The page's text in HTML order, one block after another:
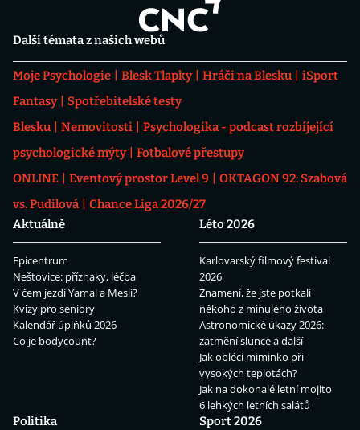
Další témata z našich webů
Moje Psychologie Blesk Tlapky Hráči na Blesku
iSport
Fantasy
Spotřebitelské testy
Blesku
Nemovitosti
Psychologika - podcast rozbíjející
psychologické mýty
Fotbalové přestupy
ONLINE
Eventový prostor Level 9
OKTAGON 92: Szabová
vs. Pudilová
Chance Liga 2026/27
Aktuálně
Epicentrum
Neštovice: příznaky, léčba
V čem jezdí Yamal a Mesii?
Kvízy pro seniory
Kalendář úplňků 2026
Co je bodycount?
Léto 2026
Karlovarský filmový festival
2026
Znamení, že jste potkali
někoho z minulého života
Astronomické úkazy 2026:
zatmění slunce a další
Jak obléci miminko při
vysokých teplotách?
Jak na dokonalé letní mojito
6 lehkých letních salátů
Politika
Sport 2026